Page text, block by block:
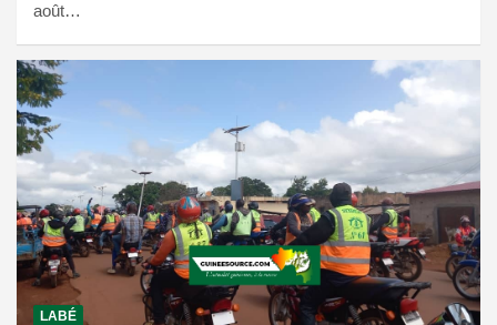
août…
LABÉ